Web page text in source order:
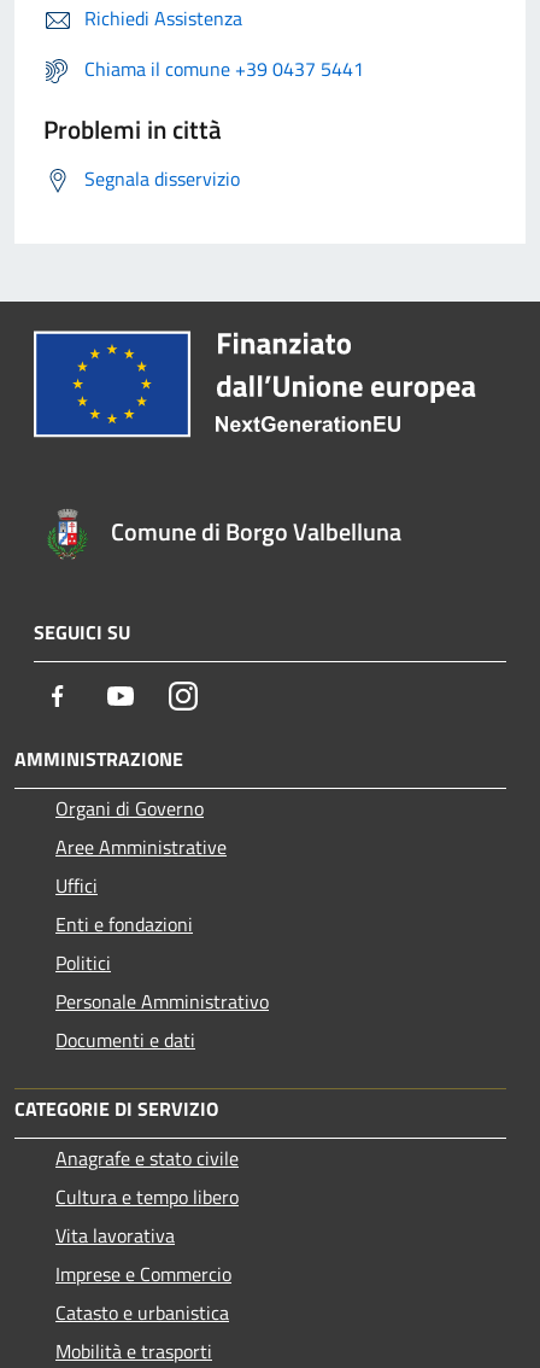
Richiedi Assistenza
Chiama il comune +39 0437 5441
Problemi in città
Segnala disservizio
Comune di Borgo Valbelluna
SEGUICI SU
Facebook YoutubeInstagram
AMMINISTRAZIONE
Organi di Governo
Aree Amministrative
Uffici
Enti e fondazioni
Politici
Personale Amministrativo
Documenti e dati
CATEGORIE DI SERVIZIO
Anagrafe e stato civile
Cultura e tempo libero
Vita lavorativa
Imprese e Commercio
Catasto e urbanistica
Mobilità e trasporti